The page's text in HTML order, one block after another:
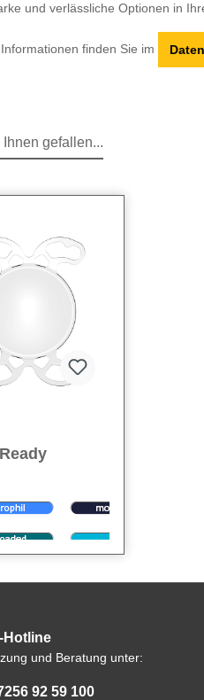
und verlässliche Optionen in
finden Sie im
Ihnen gefallen...
überspringen
Optik und
Acrylmaterial mit
für starke und
Optionen in
Hotline
und Beratung unter:
92 59 100